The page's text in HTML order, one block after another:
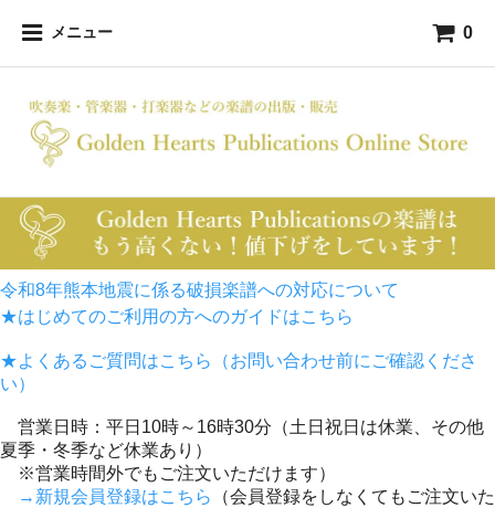
メニュー 0
令和8年熊本地震に係る破損楽譜への対応について
★はじめてのご利用の方へのガイドはこちら
★よくあるご質問はこちら（お問い合わせ前にご確認くださ
い）
営業日時：平日10時～16時30分（土日祝日は休業、その他
夏季・冬季など休業あり）
※営業時間外でもご注文いただけます）
→新規会員登録はこちら
（会員登録をしなくてもご注文いた